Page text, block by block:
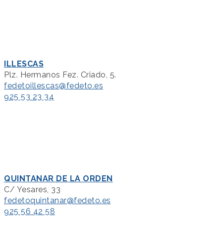
ILLESCAS
Plz. Hermanos Fez. Criado, 5.
fedetoillescas@fedeto.es
925 53 23 34
QUINTANAR DE LA ORDEN
C/ Yesares, 33
fedetoquintanar@fedeto.es
925 56 42 58